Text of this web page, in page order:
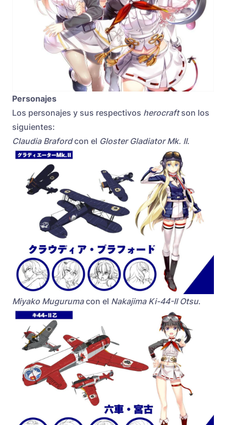
Personajes
Los personajes y sus respectivos herocraftson los
siguientes:
Claudia Brafordcon el Gloster Gladiator Mk. II.
Miyako Mugurumacon el Nakajima Ki-44-II Otsu.